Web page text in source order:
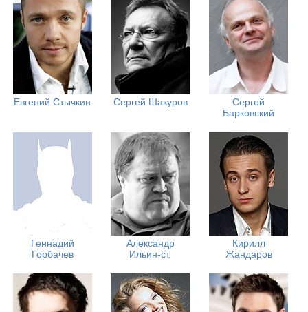
Евгений Стычкин Сергей Шакуров
Сергей
Барковский
Геннадий
Горбачев
Александр
Ильин-ст.
Кирилл
Жандаров